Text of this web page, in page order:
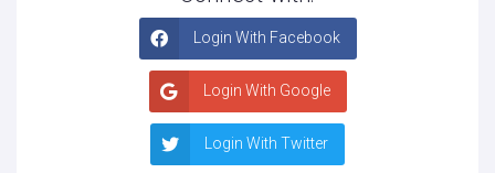
Login With Facebook
Login With Google
Login With Twitter